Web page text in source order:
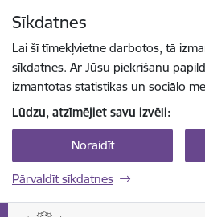
Sīkdatnes
Lai šī tīmekļvietne darbotos, tā
sīkdatnes. Ar Jūsu piekrišanu
izmantotas statistikas un sociālo
Lūdzu, atzīmējiet savu izvēli:
Noraidīt
Pārvaldīt sīkdatnes